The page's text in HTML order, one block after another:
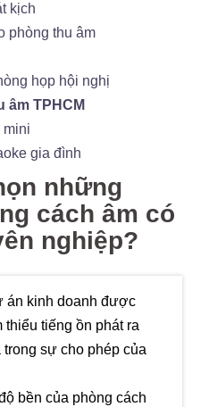
kịch
phòng thu âm
họp hội nghị
âm TPHCM
mini
gia đình
những
cách âm có
nghiệp?
án kinh doanh được
thiểu tiếng ồn phát ra
trong sự cho phép của
bền của phòng cách